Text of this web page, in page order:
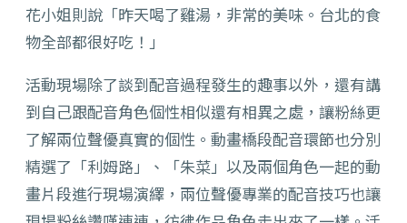
花小姐則說「昨天喝了雞湯，非常的美味。台北的食
物全部都很好吃！」
活動現場除了談到配音過程發生的趣事以外，還有講
到自己跟配音角色個性相似還有相異之處，讓粉絲更
了解兩位聲優真實的個性。動畫橋段配音環節也分別
精選了「利姆路」、「朱菜」以及兩個角色一起的動
畫片段進行現場演繹，兩位聲優專業的配音技巧也讓